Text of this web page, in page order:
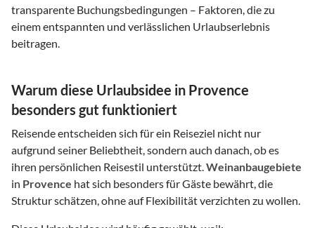
transparente Buchungsbedingungen – Faktoren, die zu
einem entspannten und verlässlichen Urlaubserlebnis
beitragen.
Warum diese Urlaubsidee in Provence
besonders gut funktioniert
Reisende entscheiden sich für ein Reiseziel nicht nur
aufgrund seiner Beliebtheit, sondern auch danach, ob es
ihren persönlichen Reisestil unterstützt.Weinanbaugebiete
in Provence hat sich besonders für Gäste bewährt, die
Struktur schätzen, ohne auf Flexibilität verzichten zu wollen.